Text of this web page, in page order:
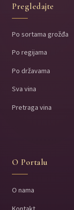
Pregledajte
Po sortama grožđa
Po regijama
Po državama
Sva vina
Pretraga vina
O Portalu
O nama